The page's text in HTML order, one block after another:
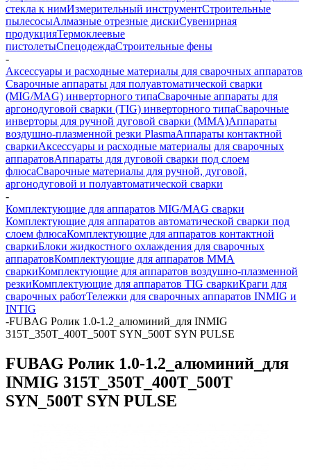
стекла к нимИзмерительный инструментСтроительные
пылесосыАлмазные отрезные дискиСувенирная
продукцияТермоклеевые
пистолетыСпецодеждаСтроительные фены
-
Аксессуары и расходные материалы для сварочных аппаратов
Сварочные аппараты для полуавтоматической сварки
(MIG/MAG) инверторного типаСварочные аппараты для
аргонодуговой сварки (TIG) инверторного типаСварочные
инверторы для ручной дуговой сварки (MMA)Аппараты
воздушно-плазменной резки PlasmaАппараты контактной
сваркиАксессуары и расходные материалы для сварочных
аппаратовАппараты для дуговой сварки под слоем
флюсаСварочные материалы для ручной, дуговой,
аргонодуговой и полуавтоматической сварки
-
Комплектующие для аппаратов MIG/MAG сварки
Комплектующие для аппаратов автоматической сварки под
слоем флюсаКомплектующие для аппаратов контактной
сваркиБлоки жидкостного охлаждения для сварочных
аппаратовКомплектующие для аппаратов ММА
сваркиКомплектующие для аппаратов воздушно-плазменной
резкиКомплектующие для аппаратов TIG сваркиКраги для
сварочных работТележки для сварочных аппаратов INMIG и
INTIG
-FUBAG Ролик 1.0-1.2_алюминий_для INMIG
315T_350Т_400T_500T SYN_500T SYN PULSE
FUBAG Ролик 1.0-1.2_алюминий_для
INMIG 315T_350Т_400T_500T
SYN_500T SYN PULSE